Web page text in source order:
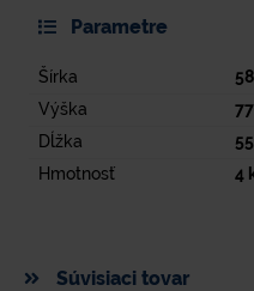
Parametre
Šírka
Výška
Dĺžka
Hmotnosť
4
Súvisiaci tovar